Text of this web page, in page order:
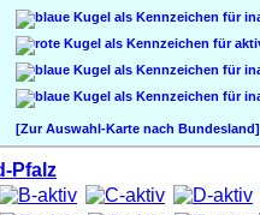
[Zur Auswahl-Karte nach Bundesland]
Pfalz